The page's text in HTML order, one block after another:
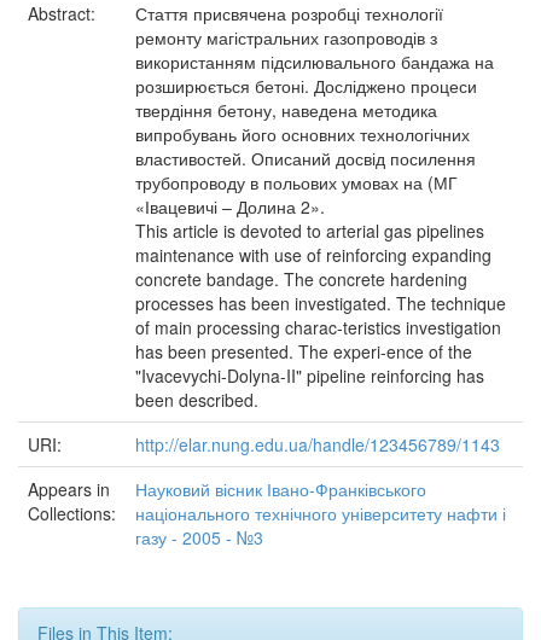
Abstract:
Стаття присвячена розробці технології
ремонту магістральних газопроводів з
використанням підсилювального бандажа на
розширюється бетоні. Досліджено процеси
твердіння бетону, наведена методика
випробувань його основних технологічних
властивостей. Описаний досвід посилення
трубопроводу в польових умовах на (МГ
«Івацевичі – Долина 2».
This article is devoted to arterial gas pipelines
maintenance with use of reinforcing expanding
concrete bandage. The concrete hardening
processes has been investigated. The technique
of main processing charac-teristics investigation
has been presented. The experi-ence of the
"Ivacevychi-Dolyna-II" pipeline reinforcing has
been described.
URI:
http://elar.nung.edu.ua/handle/123456789/1143
Appears in
Collections:
Науковий вісник Івано-Франківського
національного технічного університету нафти і
газу - 2005 - №3
Files in This Item: